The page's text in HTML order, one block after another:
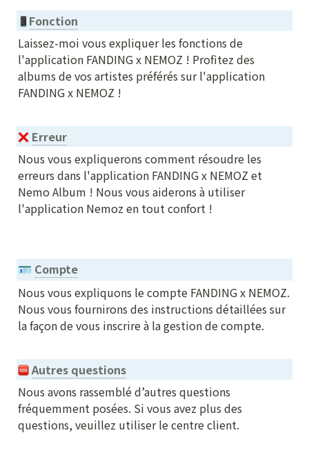
Fonction
Laissez-moi vous expliquer les fonctions de
l'application FANDING x NEMOZ ! Profitez des
albums de vos artistes préférés sur l'application
FANDING x NEMOZ !
Erreur
Nous vous expliquerons comment résoudre les
erreurs dans l'application FANDING x NEMOZ et
Nemo Album ! Nous vous aiderons à utiliser
l'application Nemoz en tout confort !
🪪 Compte
Nous vous expliquons le compte FANDING x NEMOZ.
Nous vous fournirons des instructions détaillées sur
la façon de vous inscrire à la gestion de compte.
Autres questions
Nous avons rassemblé d’autres questions
fréquemment posées. Si vous avez plus des
questions, veuillez utiliser le centre client.